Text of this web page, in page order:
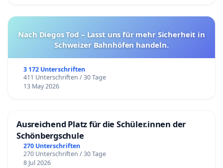
Nach Diegos Tod – Lasst uns für mehr Sicherheit in
Schweizer Bahnhöfen handeln.
3 172 Unterschriften
411 Unterschriften / 30 Tage
13 May 2026
Ausreichend Platz für die Schüler.innen der
Schönbergschule
270 Unterschriften
270 Unterschriften / 30 Tage
8 Jul 2026